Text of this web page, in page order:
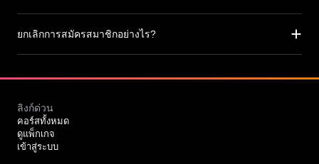
ยกเลิกการสมัครสมาชิกอย่างไร?
ลิงก์ด่วน
คอร์สทั้งหมด
ดูแพ็กเกจ
เข้าสู่ระบบ